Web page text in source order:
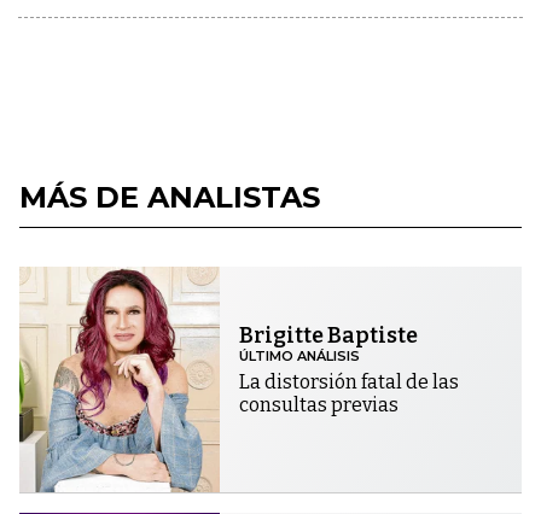
MÁS DE ANALISTAS
Brigitte Baptiste
ÚLTIMO ANÁLISIS
La distorsión fatal de las
consultas previas